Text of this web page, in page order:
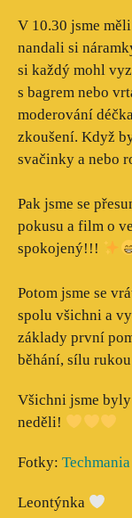
V 10.30 jsme
nandali si
si každý mohl
s bagrem nebo
moderování
zkoušení. Když
svačinky a nebo
Pak jsme se
pokusu a film o
spokojený!!!
Potom jsme se
spolu všichni a
základy první
běhání, sílu
Všichni jsme
neděli!
Fotky:
Leontýnka